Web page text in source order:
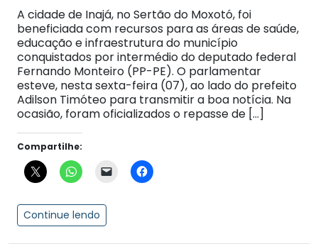
A cidade de Inajá, no Sertão do Moxotó, foi
beneficiada com recursos para as áreas de saúde,
educação e infraestrutura do município
conquistados por intermédio do deputado federal
Fernando Monteiro (PP-PE). O parlamentar
esteve, nesta sexta-feira (07), ao lado do prefeito
Adilson Timóteo para transmitir a boa notícia. Na
ocasião, foram oficializados o repasse de […]
Compartilhe:
Continue lendo